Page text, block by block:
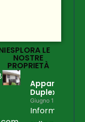
ESPLORA LE
NOSTRE
PROPRIETÀ
Duplex
Giugno 15, 2026
Informazioni